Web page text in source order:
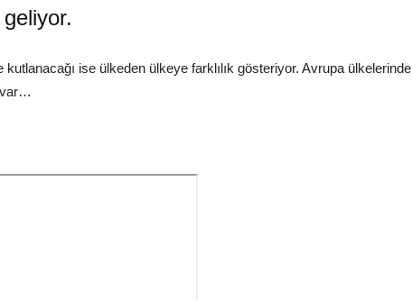
kutlanacağı ise ülkeden ülkeye farklılık gösteriyor. Avrupa ülkelerinde
var…